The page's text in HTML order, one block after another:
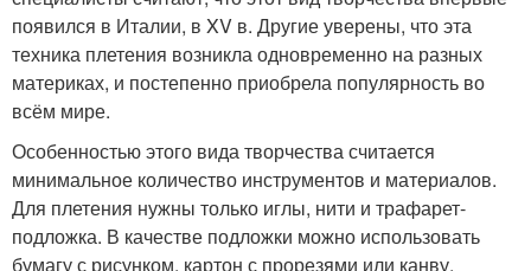
появился в Италии, в XV в. Другие уверены, что эта
техника плетения возникла одновременно на разных
материках, и постепенно приобрела популярность во
всём мире.
Особенностью этого вида творчества считается
минимальное количество инструментов и материалов.
Для плетения нужны только иглы, нити и трафарет-
подложка. В качестве подложки можно использовать
бумагу с рисунком, картон с прорезями или канву.